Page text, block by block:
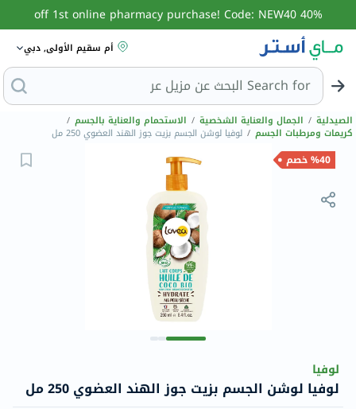
40% off 1st online pharmacy purchase! Code: NEW40
أم سقيم الأولى, دبي
Search for البحث عن مزيل عرق
الصيدلية / الجمال والعناية الشخصية / الاستحمام والعناية بالجسم /
كريمات ومرطبات الجسم / لوفيا لوشن الجسم بزيت جوز الهند العضوي 250 مل
%40 خصم
لوفيا
لوفيا لوشن الجسم بزيت جوز الهند العضوي 250 مل